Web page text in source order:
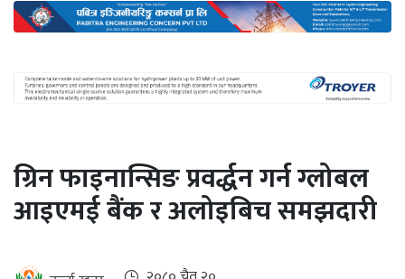
ऊर्जा
दक्षता
खबर
हरित
ग्रिन फाइनान्सिङ प्रवर्द्धन गर्न ग्लोबल
आइएमई बैंक र अलोइबिच समझदारी